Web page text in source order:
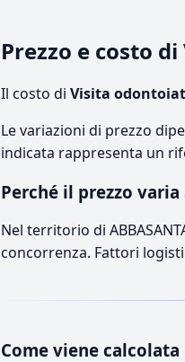
Prezzo e costo
Il costo di Visita
Le variazioni di prezzo
indicata rappresenta un
Perché il prezzo varia
Nel territorio di
concorrenza. Fattori
Come viene